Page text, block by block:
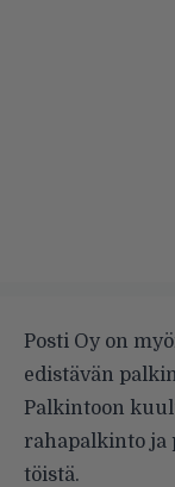
Posti Oy on
edistävän
Palkintoon
rahapalkinto
töistä.